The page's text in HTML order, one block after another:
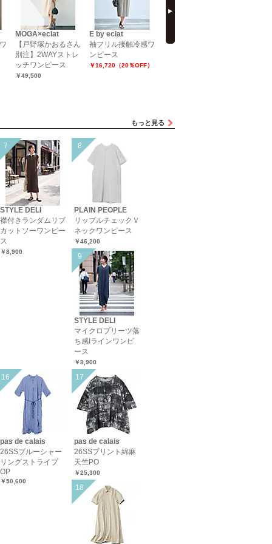
MOGA×eclat
【戸野塚かおるさん
別注】2WAYストレ
ッチワンピース
￥49,500
E by eclat
袖フリル接触冷感ワ
ンピース
￥16,720（20％OFF）
涼感ボクシーワンピ
STYLE DELI
襟付きランダムリブ
カットソーワンピー
ス
￥8,900
PLAIN PEOPLE
リップルチェックＶ
ネックワンピース
￥46,200
STYLE DELI
マイクロプリーツ落
ち感Iラインワンピ
ース
￥8,900
pas de calais
26SSブルーシャー
リングストライプ
OP
￥50,600
pas de calais
26SSプリント綿麻
天竺PO
￥25,300
もっと見る